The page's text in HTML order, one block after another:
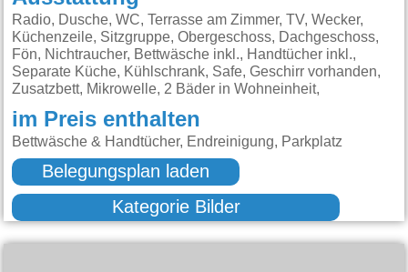
Radio, Dusche, WC, Terrasse am Zimmer, TV, Wecker,
Küchenzeile, Sitzgruppe, Obergeschoss, Dachgeschoss,
Fön, Nichtraucher, Bettwäsche inkl., Handtücher inkl.,
Separate Küche, Kühlschrank, Safe, Geschirr vorhanden,
Zusatzbett, Mikrowelle, 2 Bäder in Wohneinheit,
im Preis enthalten
Bettwäsche & Handtücher, Endreinigung, Parkplatz
Belegungsplan laden
Kategorie Bilder